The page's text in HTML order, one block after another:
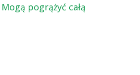
pogrążyć całą